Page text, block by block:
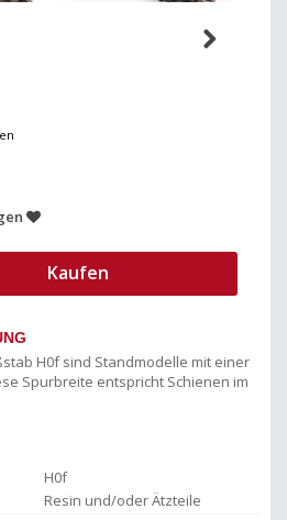
Kaufen
H0f sind Standmodelle mit einer
Spurbreite entspricht Schienen im
H0f
Resin und/oder Ätzteile